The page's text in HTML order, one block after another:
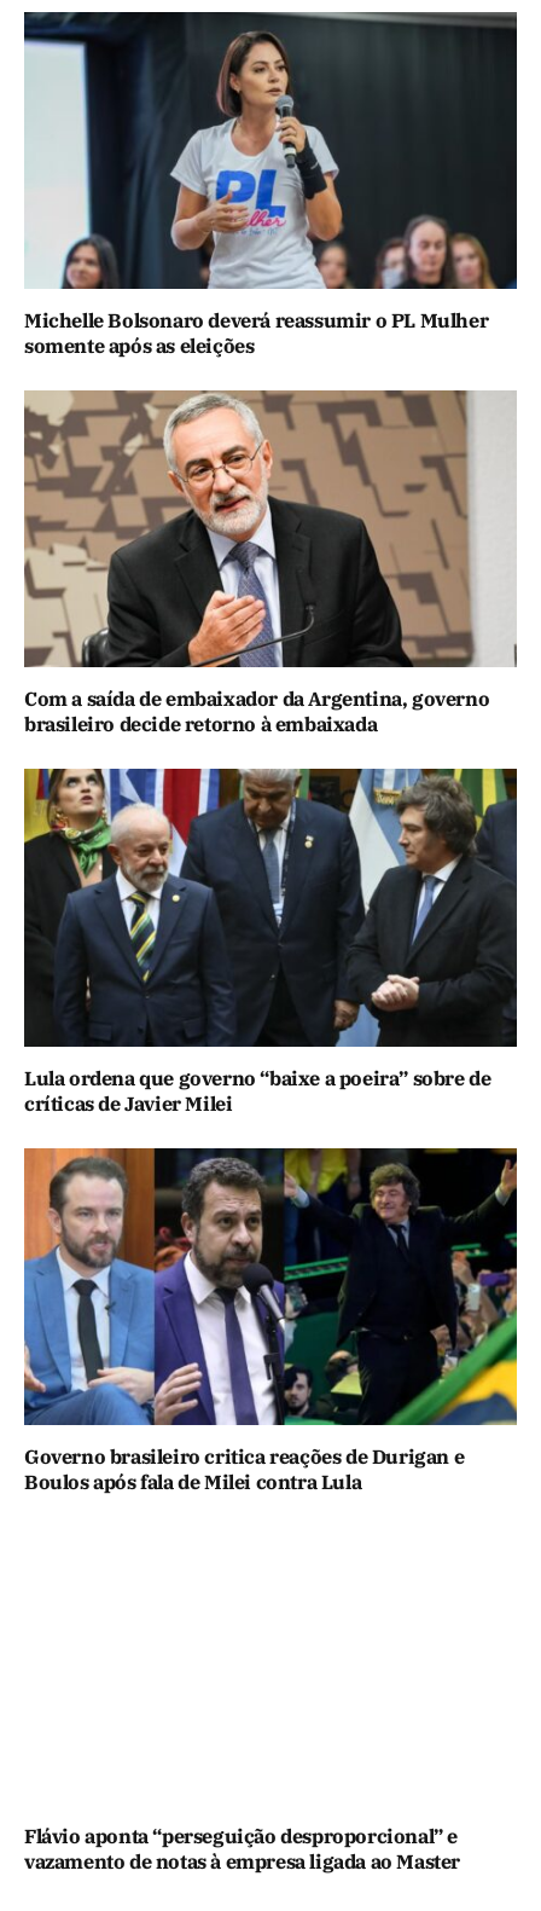
Michelle Bolsonaro deverá reassumir o PL Mulher
somente após as eleições
Com a saída de embaixador da Argentina, governo
brasileiro decide retorno à embaixada
Lula ordena que governo “baixe a poeira” sobre de
críticas de Javier Milei
Governo brasileiro critica reações de Durigan e
Boulos após fala de Milei contra Lula
Flávio aponta “perseguição desproporcional” e
vazamento de notas à empresa ligada ao Master